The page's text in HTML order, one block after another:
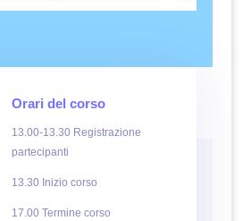
Orari del corso
13.00-13.30 Registrazione
partecipanti
13.30 Inizio corso
17.00 Termine corso